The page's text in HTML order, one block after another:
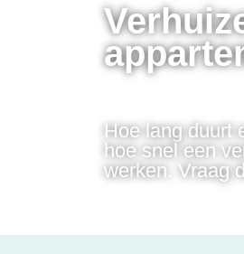
Hoe lang duurt
hoe snel een
werken. Vraag